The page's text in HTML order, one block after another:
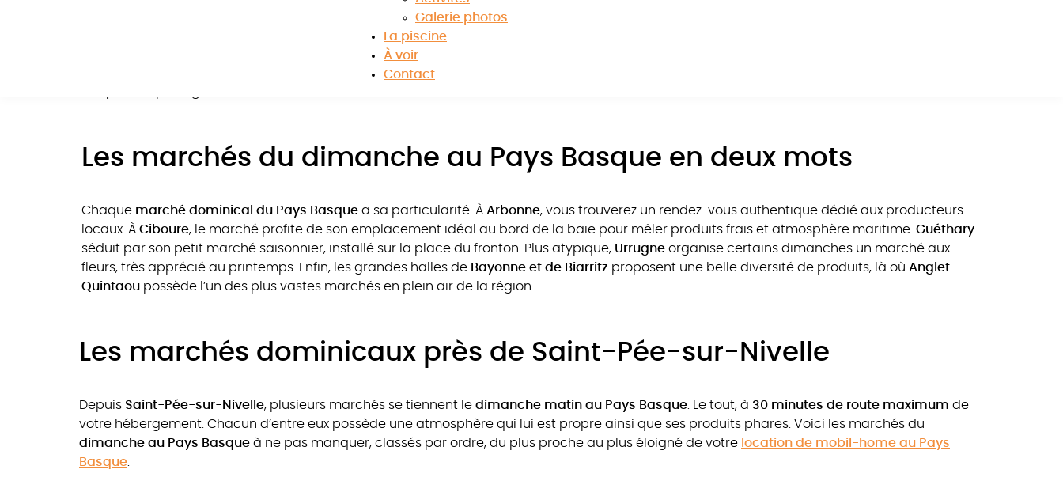
Galerie photos
La piscine
À voir
Contact
a une saveur particulière : celui des produits fermiers, des étals colorés et des rencontres
camping à Saint-Pée-sur-Nivelle
découvrir des spécialités locales et remplir vos paniers de fromage Ossau-Iraty, jambon de Kintoa, piment d’Espelette ou vin d’Irouléguy. Ces
sont donc l’occasion idéale de s’immerger dans la
Les marchés du dimanche au Pays Basque en deux mots
Chaque marché dominical du Pays Basque a sa particularité. À Arbonne, vous trouverez un rendez-vous authentique dédié aux producteurs
locaux. À Ciboure, le marché profite de son emplacement idéal au bord de la baie pour mêler produits frais et atmosphère maritime. Guéthary
séduit par son petit marché saisonnier, installé sur la place du fronton. Plus atypique, Urrugne organise certains dimanches un marché aux
fleurs, très apprécié au printemps. Enfin, les grandes halles de Bayonne et de Biarritz proposent une belle diversité de produits, là où Anglet
Quintaou possède l’un des plus vastes marchés en plein air de la région.
Les marchés dominicaux près de Saint-Pée-sur-Nivelle
Depuis Saint-Pée-sur-Nivelle, plusieurs marchés se tiennent le dimanche matin au Pays Basque. Le tout, à 30 minutes de route maximum de
votre hébergement. Chacun d’entre eux possède une atmosphère qui lui est propre ainsi que ses produits phares. Voici les marchés du
dimanche au Pays Basque à ne pas manquer, classés par ordre, du plus proche au plus éloigné de votre location de mobil-home au Pays
Basque.